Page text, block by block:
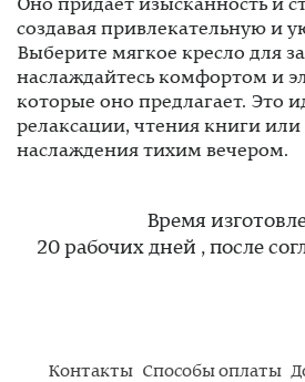
Оно придает изысканность и
создавая привлекательную и
Выберите мягкое кресло для
наслаждайтесь комфортом и
которые оно предлагает. Это
релаксации, чтения книги или
наслаждения тихим вечером.
Время
20 рабочих дней , после
Контакты Способы оплаты